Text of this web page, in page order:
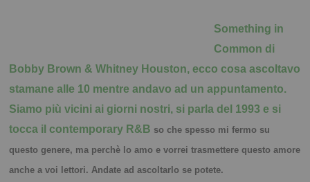
Something in
Common di
Bobby Brown & Whitney Houston, ecco cosa ascoltavo
stamane alle 10 mentre andavo ad un appuntamento.
Siamo più vicini ai giorni nostri, si parla del 1993 e si
tocca il contemporary R&B so che spesso mi fermo su
questo genere, ma perchè lo amo e vorrei trasmettere questo amore
anche a voi lettori. Andate ad ascoltarlo se potete.